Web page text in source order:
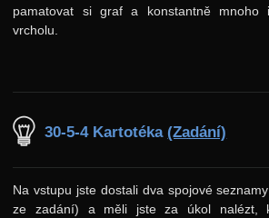
pamatovat si graf a konstantně mnoho
vrcholu.
30-5-4 Kartotéka(Zadání)
Na vstupu jste dostali dva spojové
ze zadání) a měli jste za úkol nalézt,